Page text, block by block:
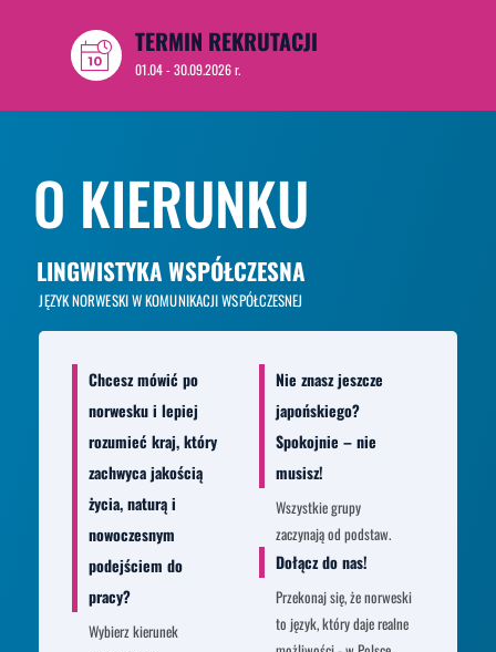
TERMIN REKRUTACJI
01.04 - 30.09.2026 r.
O KIERUNKU
LINGWISTYKA WSPÓŁCZESNA
JĘZYK NORWESKIW KOMUNIKACJI WSPÓŁCZESNEJ
Chcesz mówić po
norwesku i lepiej
rozumieć kraj, który
zachwyca jakością
życia, naturą i
nowoczesnym
podejściem do
pracy?
Wybierz kierunek
Nie znasz jeszcze
japońskiego?
Spokojnie – nie
musisz!
Wszystkie grupy
zaczynają od podstaw.
Dołącz do nas!
Przekonaj się, że norweski
to język, który daje realne